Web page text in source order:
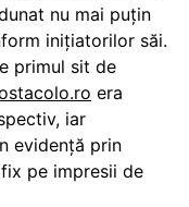
nu mai puţin
iniţiatorilor săi.
primul sit de
era
iar
evidență prin
pe impresii de